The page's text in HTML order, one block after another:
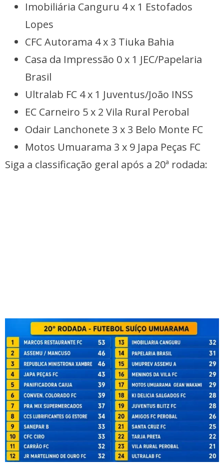
Imobiliária Canguru 4 x 1 Estofados
Lopes
CFC Autorama 4 x 3 Tiuka Bahia
Casa da Impressão 0 x 1 JEC/Papelaria
Brasil
Ultralab FC 4 x 1 Juventus/João INSS
EC Carneiro 5 x 2 Vila Rural Perobal
Odair Lanchonete 3 x 3 Belo Monte FC
Motos Umuarama 3 x 9 Japa Peças FC
Siga a classificação geral após a 20ª rodada: